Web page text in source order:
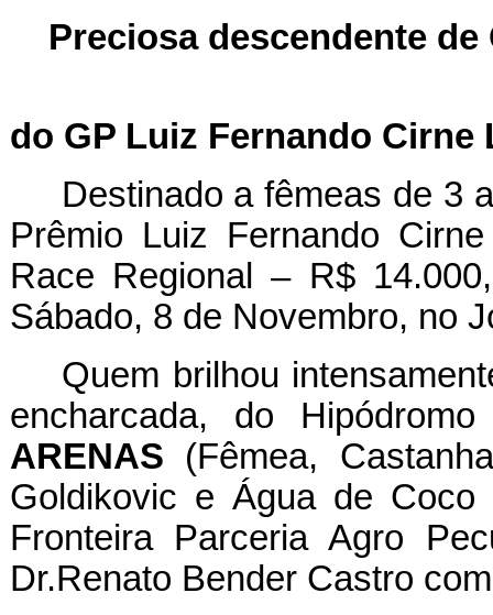
Preciosa descendente
do GP Luiz Fernando
Destinado a fêmeas de 3
Prêmio Luiz Fernando
Race Regional – R$
Sábado, 8 de Novembro, no
Quem brilhou
encharcada, do
ARENAS (Fêmea,
Goldikovic e Água de
Fronteira Parceria Agro
Dr.Renato Bender Castro